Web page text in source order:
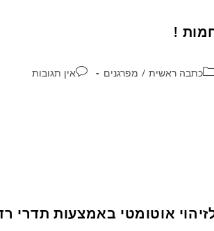
!
כתבה ראשית / מפרגנים אין תגובות